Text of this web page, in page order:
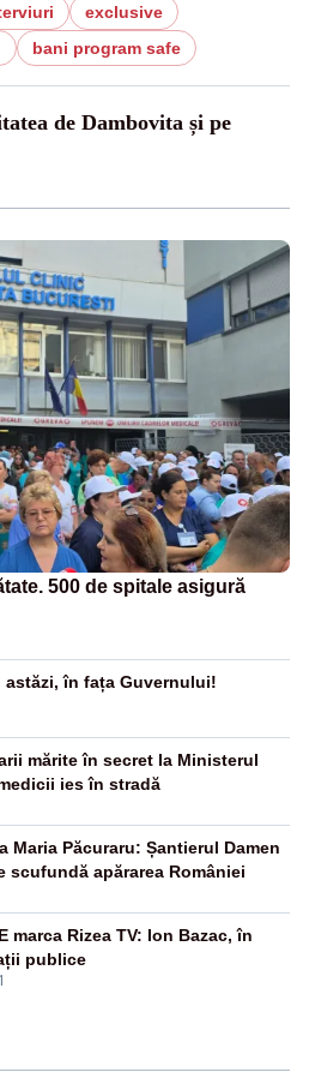
exclusive
bani program safe
de Dambovita și pe
500 de spitale asigură
astăzi, în fața Guvernului!
mărite în secret la Ministerul
ies în stradă
Maria Păcuraru: Șantierul Damen
scufundă apărarea României
marca Rizea TV: Ion Bazac, în
publice